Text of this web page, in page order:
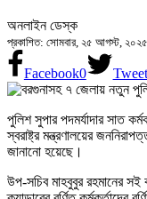
অনলাইন ডেস্ক
প্রকাশিত: সোমবার, ২৫ আগস্ট,
Facebook0 Tweet
পুলিশ সুপার পদমর্যাদার সাত
স্বরাষ্ট্র মন্ত্রণালয়ের
জানানো হয়েছে।
উপ-সচিব মাহবুবুর রহমানের